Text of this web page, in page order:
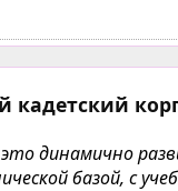
кадетский
это динамично
базой, с